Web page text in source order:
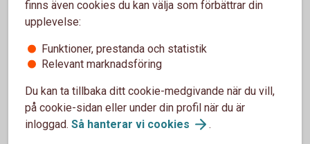
skickat filer som har förfallodag vid aktiveringsdatum så
uteblir återrapporteringen för dessa. Därför kan det vara bra
finns även cookies du kan välja som förbättrar din
upplevelse:
Funktioner, prestanda och statistik
Relevant marknadsföring
Du kan ta tillbaka ditt cookie-medgivande när du vill,
på cookie-sidan eller under din profil när du är
inloggad. Så hanterar vi cookies .